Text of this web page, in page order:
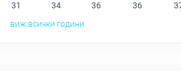
31 34 36 36
виж всички години